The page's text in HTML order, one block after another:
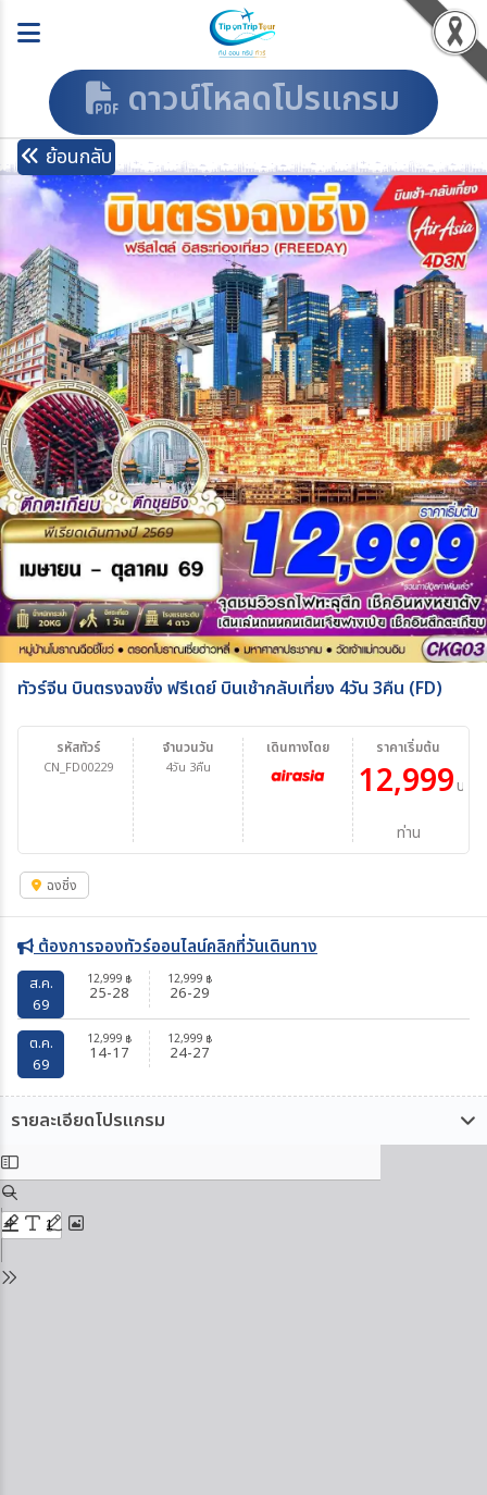
ดาวน์โหลดโปรแกรม
ย้อนกลับ
ทัวร์จีน บินตรงฉงชิ่ง ฟรีเดย์ บินเช้ากลับเที่ยง 4วัน 3คืน (FD)
รหัสทัวร์
CN_FD00229
จำนวนวัน
4วัน 3คืน
ราคาเริ่มต้น
12,999บาท/
ท่าน
เดินทางโดย
ฉงชิ่ง
ต้องการจองทัวร์ออนไลน์คลิกที่วันเดินทาง
ส.ค.
69
12,999 ฿
25-28
12,999 ฿
26-29
ต.ค.
69
12,999 ฿
14-17
12,999 ฿
24-27
รายละเอียดโปรแกรม